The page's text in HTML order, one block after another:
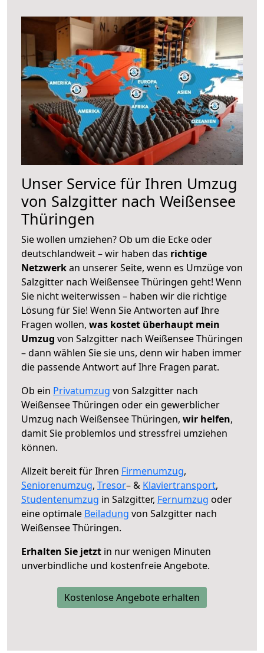
Unser Service für Ihren Umzug
von Salzgitter nach Weißensee
Thüringen
Sie wollen umziehen? Ob um die Ecke oder
deutschlandweit – wir haben das richtige
Netzwerkan unserer Seite, wenn es Umzüge von
Salzgitter nach Weißensee Thüringen geht! Wenn
Sie nicht weiterwissen – haben wir die richtige
Lösung für Sie! Wenn Sie Antworten auf Ihre
Fragen wollen, was kostet überhaupt mein
Umzug von Salzgitter nach Weißensee Thüringen
– dann wählen Sie sie uns, denn wir haben immer
die passende Antwort auf Ihre Fragen parat.
Ob ein Privatumzug von Salzgitter nach
Weißensee Thüringen oder ein gewerblicher
Umzug nach Weißensee Thüringen, wir helfen,
damit Sie problemlos und stressfrei umziehen
können.
Allzeit bereit für Ihren Firmenumzug,
Seniorenumzug, Tresor– & Klaviertransport,
Studentenumzug in Salzgitter, Fernumzug oder
eine optimale Beiladung von Salzgitter nach
Weißensee Thüringen.
Erhalten Sie jetzt in nur wenigen Minuten
unverbindliche und kostenfreie Angebote.
Kostenlose Angebote erhalten